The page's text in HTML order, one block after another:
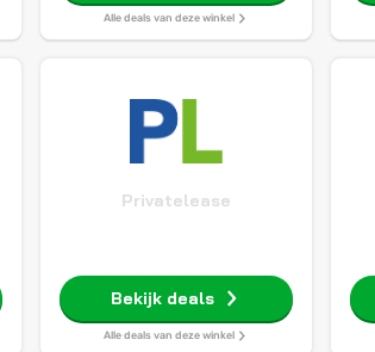
Alle deals van deze winkel
Privatelease
Bekijk deals
Alle deals van deze winkel